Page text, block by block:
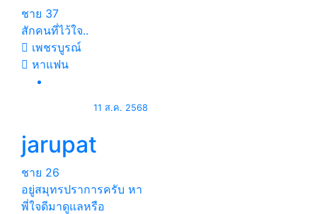
ชาย 37
สักคนที่ไว้ใจ..
เพชรบูรณ์
หาแฟน
11 ส.ค. 2568
jarupat
ชาย 26
อยู่สมุทรปราการครับ หา
พี่ใจดีมาดูแลหรือ